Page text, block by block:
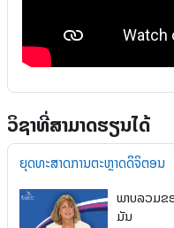
ວິຊາທີ່ສາມາດຮຽນໄດ້
ຍຸດທະສາດການຕະຫຼາດດິຈິຕອນ
ພາບລວມຂ
ມັນ